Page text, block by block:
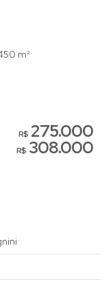
m²
R$ 275.000
R$ 308.000